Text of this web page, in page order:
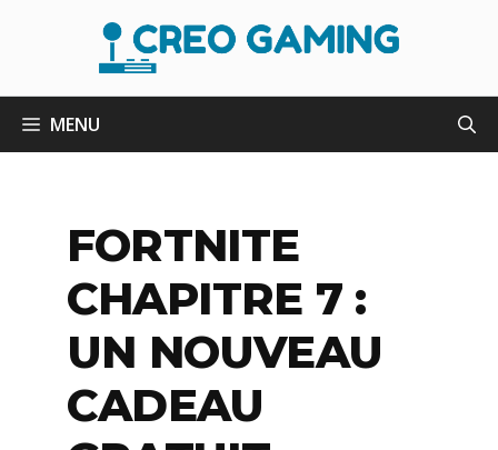
MENU
FORTNITE
CHAPITRE 7 :
UN NOUVEAU
CADEAU